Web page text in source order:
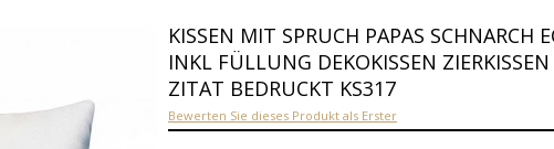
KISSEN MIT SPRUCH PAPAS SCHNARCH
INKL FÜLLUNG DEKOKISSEN
ZITAT BEDRUCKT KS317
Bewerten Sie dieses Produkt als Erster